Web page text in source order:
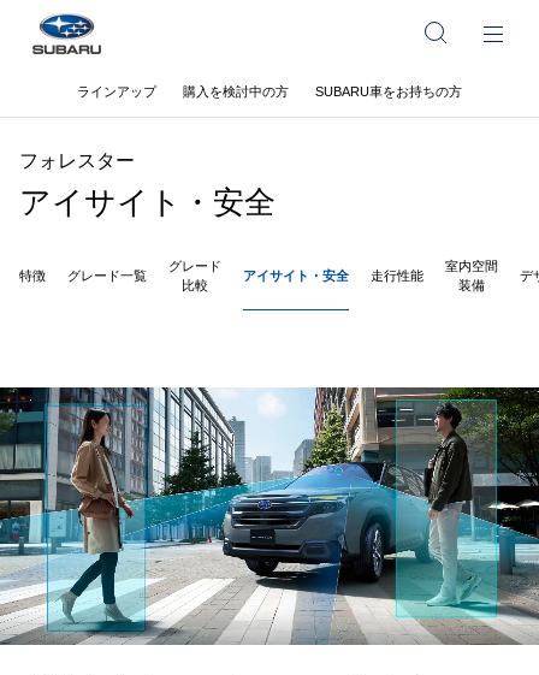
ラインアップ 購入を検討中の方 SUBARU車をお持ちの方
フォレスター
アイサイト・安全
特徴 グレード一覧
グレード
比較
アイサイト・安全 走行性能
室内空間
装備
デ